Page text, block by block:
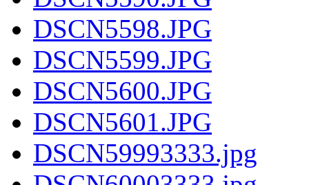
DSCN5598.JPG
DSCN5599.JPG
DSCN5600.JPG
DSCN5601.JPG
DSCN59993333.jpg